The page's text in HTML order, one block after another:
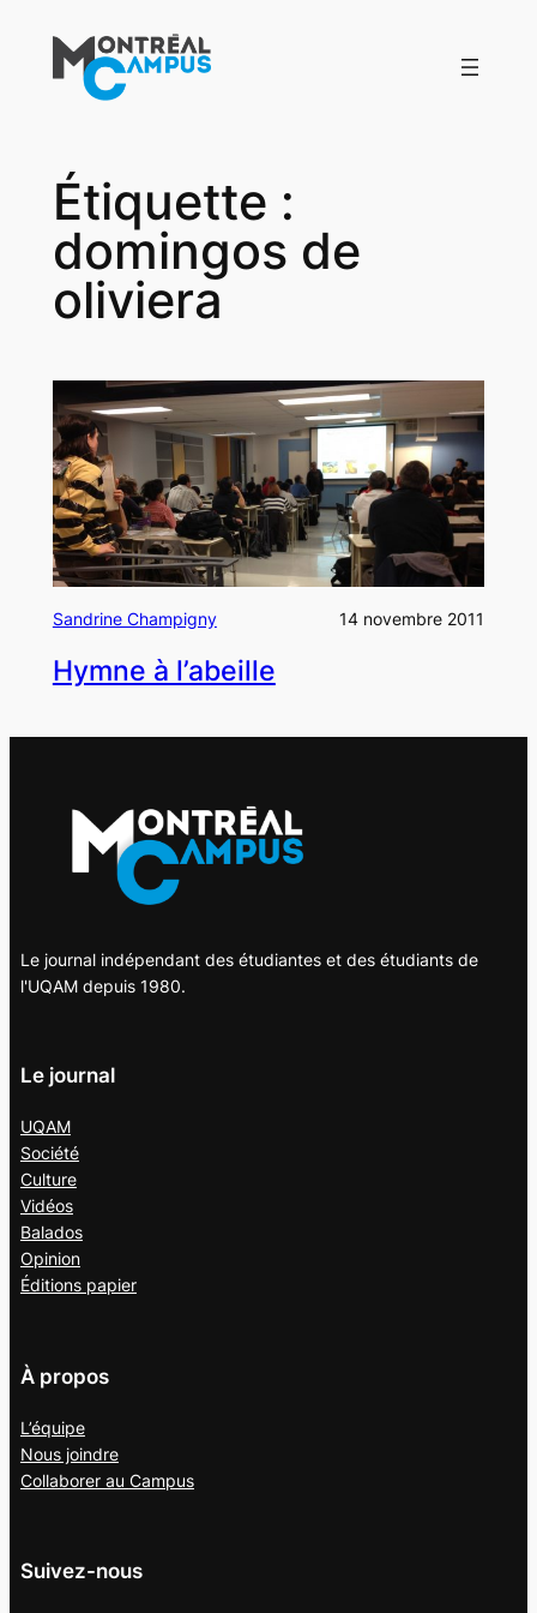
contenu
Étiquette :
domingos de
oliviera
Sandrine Champigny 14 novembre 2011
Hymne à l’abeille
Le journal indépendant des étudiantes et des étudiants de
l'UQAM depuis 1980.
Le journal
UQAM
Société
Culture
Vidéos
Balados
Opinion
Éditions papier
À propos
L’équipe
Nous joindre
Collaborer au Campus
Suivez-nous